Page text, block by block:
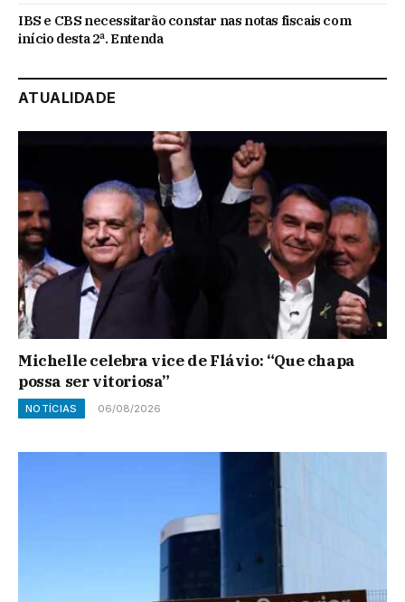
IBS e CBS necessitarão constar nas notas fiscais com
início desta 2ª. Entenda
ATUALIDADE
Michelle celebra vice de Flávio: “Que chapa
possa ser vitoriosa”
NOTÍCIAS 06/08/2026